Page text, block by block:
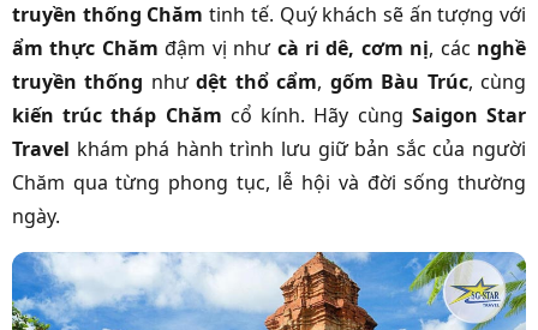
truyền thống Chăm tinh tế. Quý khách sẽ ấn tượng với
ẩm thực Chăm đậm vị như cà ri dê, cơm nị, các nghề
truyền thống nhưdệt thổ cẩm, gốm Bàu Trúc, cùng
kiến trúc tháp Chăm cổ kính. Hãy cùng Saigon Star
Travel khám phá hành trình lưu giữ bản sắc của người
Chăm qua từng phong tục, lễ hội và đời sống thường
ngày.